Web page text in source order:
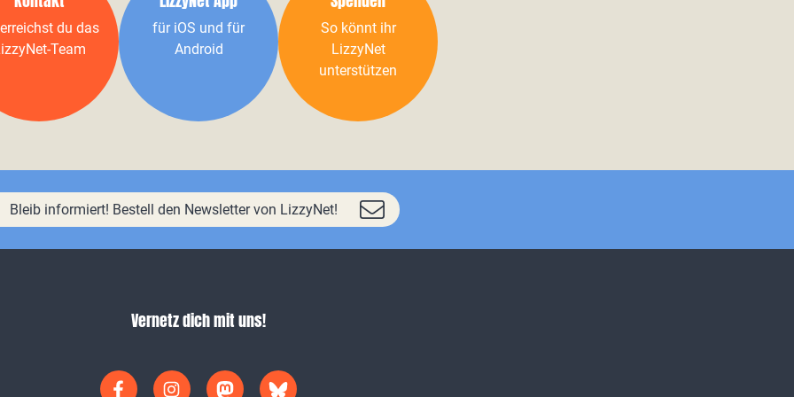
du das
Team
für iOS und für
Android
So könnt ihr
LizzyNet
unterstützen
Bleib informiert! Bestell den Newsletter von LizzyNet!
Vernetz dich mit uns!